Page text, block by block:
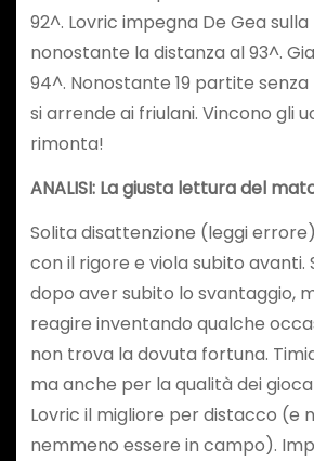
92^. Lovric impegna De Gea sulla
nonostante la distanza al 93^.
94^. Nonostante 19 partite
si arrende ai friulani. Vincono gli
rimonta!
ANALISI: La giusta lettura del
Solita disattenzione (leggi
con il rigore e viola subito avanti.
dopo aver subito lo svantaggio,
reagire inventando qualche
non trova la dovuta fortuna.
ma anche per la qualità dei
Lovric il migliore per distacco (e
nemmeno essere in campo).